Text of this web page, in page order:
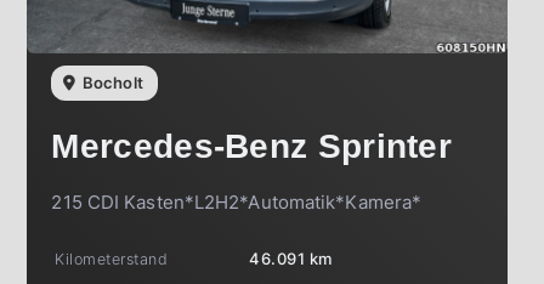
Bocholt
Mercedes-Benz Sprinter
215 CDI Kasten*L2H2*Automatik*Kamera*
Kilometerstand
46.091 km